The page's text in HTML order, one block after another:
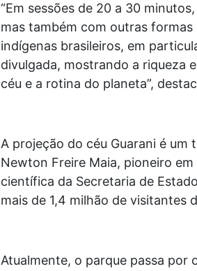
“Em sessões de 20 a 30
mas também com outras
indígenas brasileiros, em
divulgada, mostrando a riqueza
céu e a rotina do planeta”,
A projeção do céu Guarani é um
Newton Freire Maia, pioneiro
científica da Secretaria de
mais de 1,4 milhão de visitantes
Atualmente, o parque passa por